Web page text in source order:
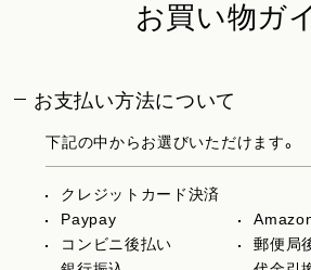
お買い物ガ
お支払い方法について
下記の中からお選びいただけます。
クレジットカード決済
Paypay
コンビニ後払い
郵便局